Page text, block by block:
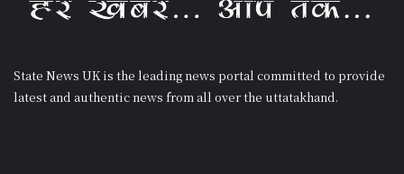
State News UK is the leading news portal committed to provide
latest and authentic news from all over the uttatakhand.